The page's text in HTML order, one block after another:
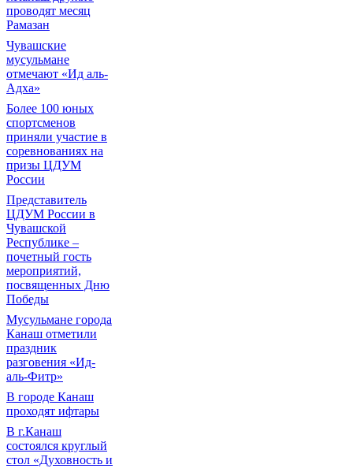
проводят месяц
Рамазан
Чувашские
мусульмане
отмечают «Ид аль-
Адха»
Более 100 юных
спортсменов
приняли участие в
соревнованиях на
призы ЦДУМ
России
Представитель
ЦДУМ России в
Чувашской
Республике –
почетный гость
мероприятий,
посвященных Дню
Победы
Мусульмане города
Канаш отметили
праздник
разговения «Ид-
аль-Фитр»
В городе Канаш
проходят ифтары
В г.Канаш
состоялся круглый
стол «Духовность и